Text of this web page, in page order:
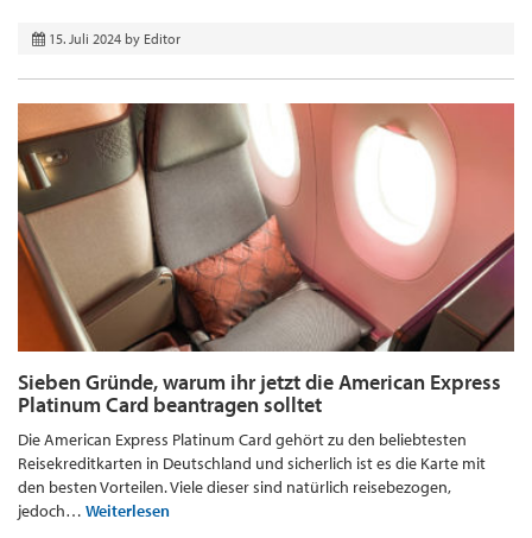
15. Juli 2024 by Editor
Sieben Gründe, warum ihr jetzt die American Express
Platinum Card beantragen solltet
Die American Express Platinum Card gehört zu den beliebtesten
Reisekreditkarten in Deutschland und sicherlich ist es die Karte mit
den besten Vorteilen. Viele dieser sind natürlich reisebezogen,
jedoch… Weiterlesen